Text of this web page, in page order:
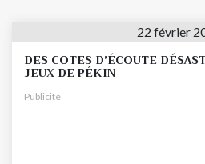
22 février
DES COTES D’ÉCOUTE
JEUX DE PÉKIN
Publicité